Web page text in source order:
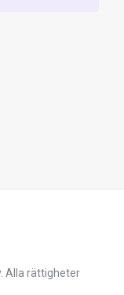
Alla rättigheter